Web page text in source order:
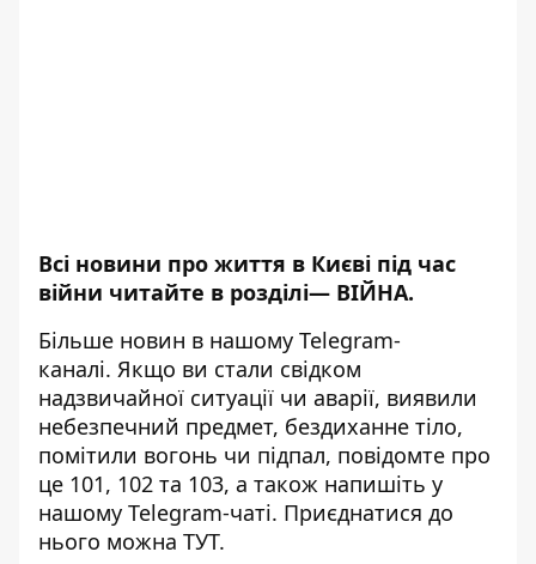
Всі новини про життя в Києві під час
війни читайте в розділі— ВІЙНА.
Більше новин в нашому Telegram-
каналі. Якщо ви стали свідком
надзвичайної ситуації чи аварії, виявили
небезпечний предмет, бездиханне тіло,
помітили вогонь чи підпал, повідомте про
це 101, 102 та 103, а також напишіть у
нашому Telegram-чаті. Приєднатися до
нього можна ТУТ.